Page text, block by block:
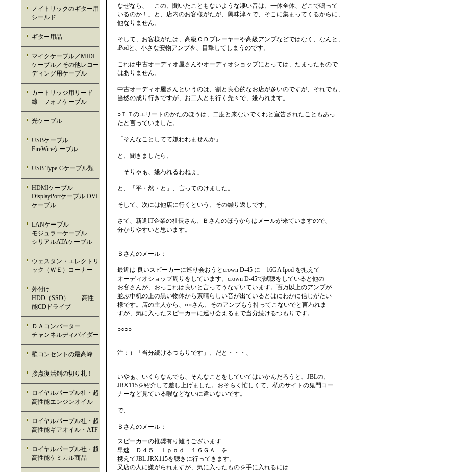
ノイトリックのギター用
シールド
ギター用品
マイクケーブル／MIDI
ケーブル／その他レコー
ディング用ケーブル
カートリッジ用リード
線 フォノケーブル
光ケーブル
USBケーブル
FireWireケーブル
USB Type-Cケーブル類
HDMIケーブル
DisplayPortケーブル DVI
ケーブル
LANケーブル
モジュラーケーブル
シリアルATAケーブル
ウェスタン・エレクトリ
ック（ＷＥ）コーナー
外付け
HDD（SSD） 高性
能CDドライブ
ＤＡコンバーター
チャンネルディバイダー
壁コンセントの最高峰
接点復活剤の切り札！
ロイヤルパープル社・超
高性能エンジンオイル
ロイヤルパープル社・超
高性能ギアオイル・ATF
ロイヤルパープル社・超
高性能ケミカル商品
なぜなら、「この、聞いたこともないような凄い音は、一体全体、どこで鳴って
いるのか！」と、店内のお客様がたが、興味津々で、そこに集まってくるからに、
他なりません。
そして、お客様がたは、高級ＣＤプレーヤーや高級アンプなどではなく、なんと、
iPodと、小さな安物アンプを、目撃してしまうのです。
これは中古オーディオ屋さんやオーディオショップにとっては、たまったもので
はありません。
中古オーディオ屋さんというのは、割と良心的なお店が多いのですが、それでも、
当然の成り行きですが、お二人とも行く先々で、嫌われます。
○ＴＴのエリートのかたのほうは、二度と来ないでくれと宣告されたこともあっ
たと言っていました。
「そんなことしてて嫌われませんか」
と、聞きましたら、
「そりゃぁ、嫌われるわねぇ」
と、「平・然・と」、言ってのけました。
そして、次には他店に行くという、その繰り返しです。
さて、新進IT企業の社長さん、Ｂさんのほうからはメールが来ていますので、
分かりやすいと思います。
Ｂさんのメール：
最近は 良いスピーカーに巡り会おうとcrown D-45 に 16GA Ipod を抱えて
オーディオショップ周りをしています。crown D-45で試聴をしていると他の
お客さんが、おっこれは良いと言ってうなずいています。百万以上のアンプが
並ぶ中机の上の黒い物体から素晴らしい音が出ているとはにわかに信じがたい
様です。店の主人から、○○さん、そのアンプもう持ってこないでと言われま
すが、気に入ったスピーカーに巡り会えるまで当分続けるつもりです。
○○○○
注：）「当分続けるつもりです」、だと・・・、
いやぁ、いくらなんでも、そんなことをしていてはいかんだろうと、JBLの、
JRX115を紹介して差し上げました。おそらく忙しくて、私のサイトの鬼門コー
ナーなど見ている暇などないに違いないです。
で、
Ｂさんのメール：
スピーカーの推奨有り難うございます
早速 Ｄ４５ Ｉｐｏｄ １６ＧＡ を
携えてJBL JRX115を聴きに行ってきます。
又店の人に嫌がられますが、気に入ったものを手に入れるには